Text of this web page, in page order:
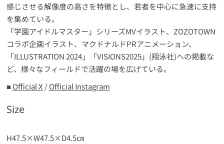
感じさせる解像度の高さを特徴とし、若者を中心に急速に支持
を集めている。
「学園アイドルマスター」シリーズMVイラスト、ZOZOTOWN
コラボ企画イラスト、マクドナルドPRアニメーション、
「ILLUSTRATION 2024」「VISIONS2025」(翔泳社)への掲載な
ど、様々なフィールドで活躍の場を広げている。
■Official X /Official Instagram
Size
H47.5×W47.5×D4.5㎝